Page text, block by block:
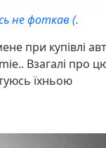
не фоткав (.
при купівлі
Взагалі про
їхньою